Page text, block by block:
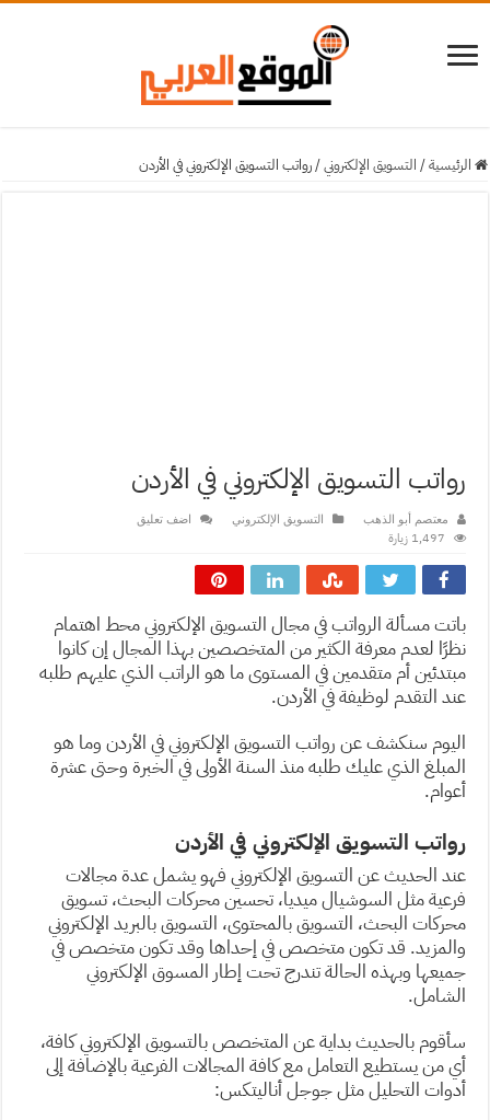
الرئيسية/ التسويق الإلكتروني/رواتب التسويق الإلكتروني في الأردن
رواتب التسويق الإلكتروني في الأردن
معتصم أبو الذهب التسويق الإلكتروني اضف تعليق
1,497 زيارة
باتت مسألة الرواتب في مجال التسويق الإلكتروني محط اهتمام
نظرًا لعدم معرفة الكثير من المتخصصين بهذا المجال إن كانوا
مبتدئين أم متقدمين في المستوى ما هو الراتب الذي عليهم طلبه
عند التقدم لوظيفة في الأردن.
اليوم سنكشف عن رواتب التسويق الإلكتروني في الأردن وما هو
المبلغ الذي عليك طلبه منذ السنة الأولى في الخبرة وحتى عشرة
أعوام.
رواتب التسويق الإلكتروني في الأردن
عند الحديث عن التسويق الإلكتروني فهو يشمل عدة مجالات
فرعية مثل السوشيال ميديا، تحسين محركات البحث، تسويق
محركات البحث، التسويق بالمحتوى، التسويق بالبريد الإلكتروني
والمزيد. قد تكون متخصص في إحداها وقد تكون متخصص في
جميعها وبهذه الحالة تندرج تحت إطار المسوق الإلكتروني
الشامل.
سأقوم بالحديث بداية عن المتخصص بالتسويق الإلكتروني كافة،
أي من يستطيع التعامل مع كافة المجالات الفرعية بالإضافة إلى
أدوات التحليل مثل جوجل أناليتكس: